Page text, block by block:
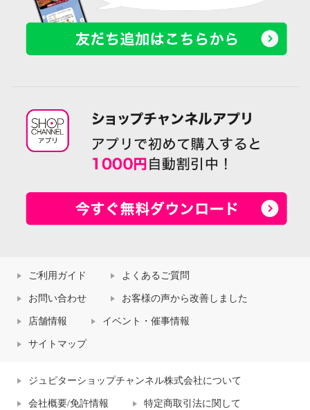
ご利用ガイド よくあるご質問
お問い合わせ お客様の声から改善しました
店舗情報 イベント・催事情報
サイトマップ
ジュピターショップチャンネル株式会社について
会社概要/免許情報 特定商取引法に関して